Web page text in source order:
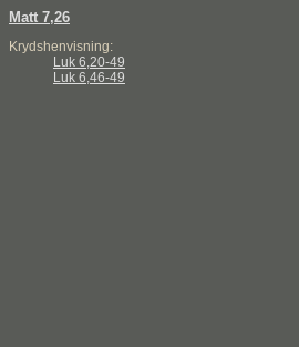
Matt 7,26
Krydshenvisning:
Luk 6,20-49
Luk 6,46-49